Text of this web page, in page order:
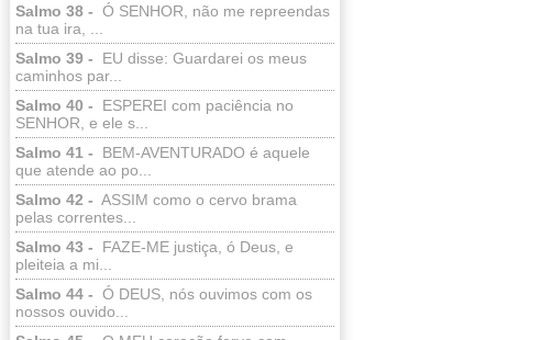
Salmo 38 - Ó SENHOR, não me repreendas
na tua ira, ...
Salmo 39 -
EU disse: Guardarei os meus
caminhos par...
Salmo 40 -
ESPEREI com paciência no
SENHOR, e ele s...
Salmo 41 -
BEM-AVENTURADO é aquele
que atende ao po...
Salmo 42 - ASSIM como o cervo brama
pelas correntes...
Salmo 43 -
FAZE-ME justiça, ó Deus, e
pleiteia a mi...
Salmo 44 - Ó DEUS, nós ouvimos com os
nossos ouvido...